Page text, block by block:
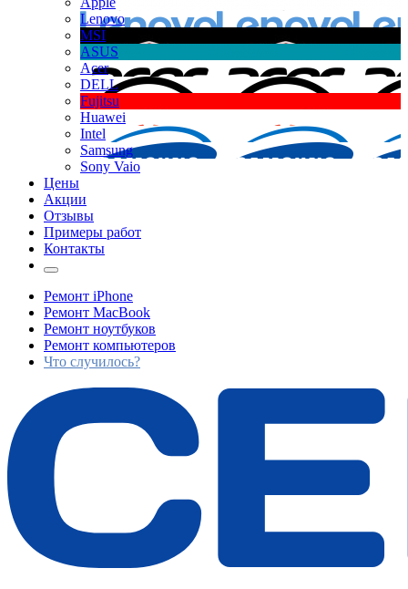
Lenovo
MSI
ASUS
Acer
DELL
Fujitsu
Huawei
Intel
Samsung
Sony Vaio
Цены
Акции
Отзывы
Примеры работ
Контакты
Ремонт iPhone
Ремонт MacBook
Ремонт ноутбуков
Ремонт компьютеров
Что случилось?